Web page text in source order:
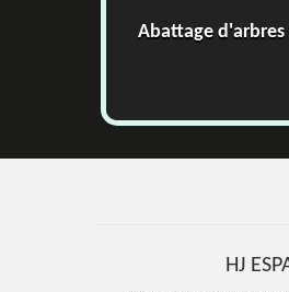
Abattage d'arbres 58
HJ